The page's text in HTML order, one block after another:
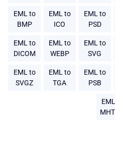
EML to
BMP
EML to
ICO
EML to
PSD
EML to
DICOM
EML to
WEBP
EML to
SVG
EML to
SVGZ
EML to
TGA
EML to
PSB